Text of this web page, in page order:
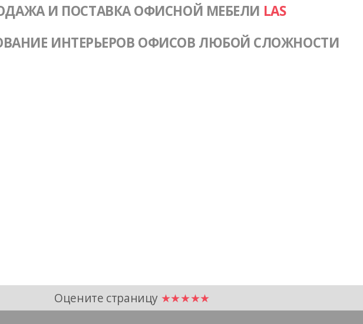
И ПОСТАВКА ОФИСНОЙ МЕБЕЛИ LAS
ИНТЕРЬЕРОВ ОФИСОВ ЛЮБОЙ СЛОЖНОСТИ
Оцените страницу ★★★★★